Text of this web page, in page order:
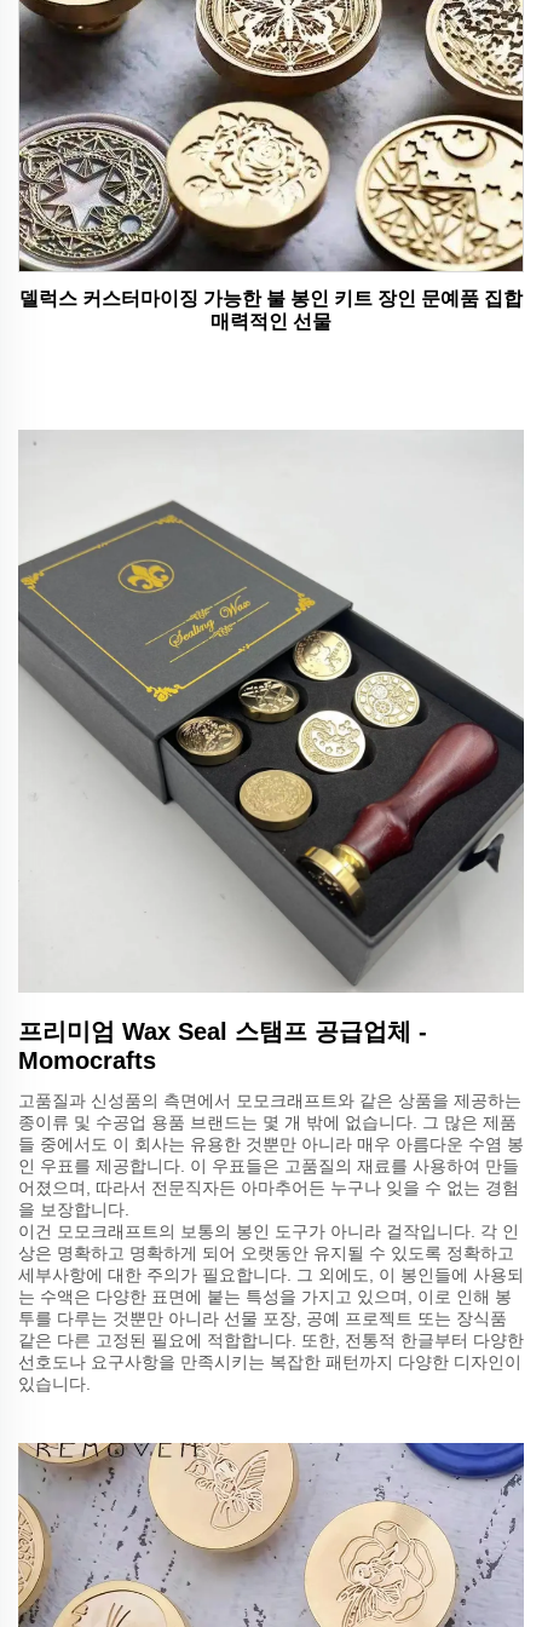
델럭스 커스터마이징 가능한 불 봉인 키트 장인 문예품 집합
매력적인 선물
프리미엄 Wax Seal 스탬프 공급업체 -
Momocrafts
고품질과 신성품의 측면에서 모모크래프트와 같은 상품을 제공하는
종이류 및 수공업 용품 브랜드는 몇 개 밖에 없습니다. 그 많은 제품
들 중에서도 이 회사는 유용한 것뿐만 아니라 매우 아름다운 수염 봉
인 우표를 제공합니다. 이 우표들은 고품질의 재료를 사용하여 만들
어졌으며, 따라서 전문직자든 아마추어든 누구나 잊을 수 없는 경험
을 보장합니다.
이건 모모크래프트의 보통의 봉인 도구가 아니라 걸작입니다. 각 인
상은 명확하고 명확하게 되어 오랫동안 유지될 수 있도록 정확하고
세부사항에 대한 주의가 필요합니다. 그 외에도, 이 봉인들에 사용되
는 수액은 다양한 표면에 붙는 특성을 가지고 있으며, 이로 인해 봉
투를 다루는 것뿐만 아니라 선물 포장, 공예 프로젝트 또는 장식품
같은 다른 고정된 필요에 적합합니다. 또한, 전통적 한글부터 다양한
선호도나 요구사항을 만족시키는 복잡한 패턴까지 다양한 디자인이
있습니다.